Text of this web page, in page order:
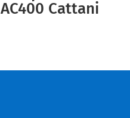
AC400 Cattani